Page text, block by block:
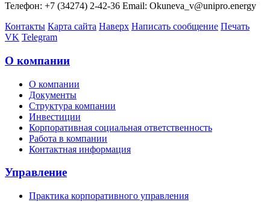
Телефон: +7 (34274) 2-42-36 Email: Okuneva_v@unipro.energy
Контакты Карта сайта Наверх Написать сообщение Печать
VK Telegram
О компании
О компании
Документы
Структура компании
Инвестиции
Корпоративная социальная ответственность
Работа в компании
Контактная информация
Управление
Практика корпоративного управления